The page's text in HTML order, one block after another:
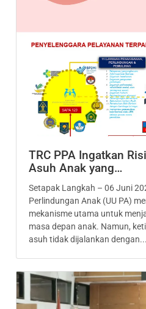
TRC PPA Ingatkan
Asuh Anak yang…
Setapak Langkah – 06 Juni
Perlindungan Anak (UU PA)
mekanisme utama untuk
masa depan anak. Namun,
asuh tidak dijalankan dengan...